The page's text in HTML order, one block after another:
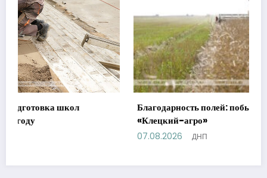
Благодарность полей: побывали на жатве в СУП